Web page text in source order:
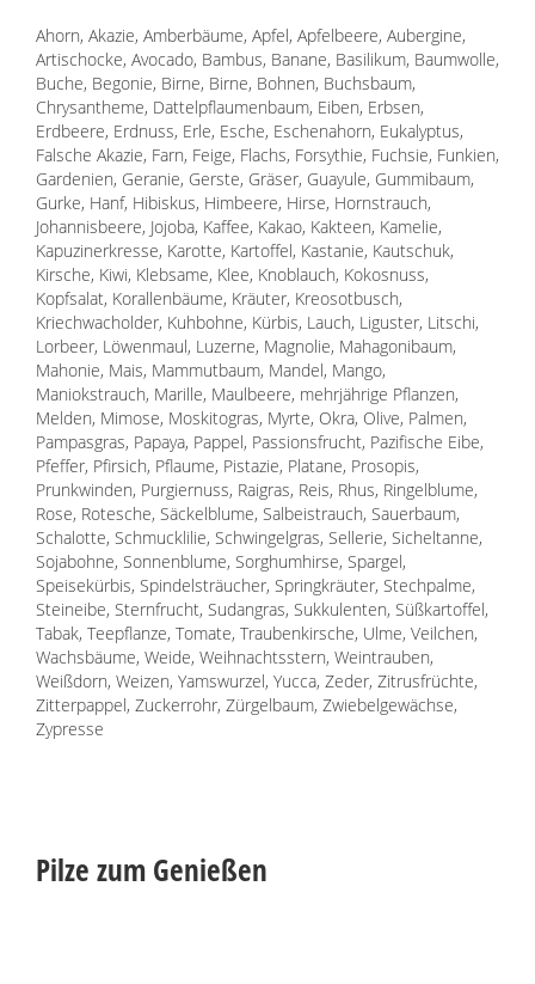
Ahorn, Akazie, Amberbäume, Apfel, Apfelbeere, Aubergine,
Artischocke, Avocado, Bambus, Banane, Basilikum, Baumwolle,
Buche, Begonie, Birne, Birne, Bohnen, Buchsbaum,
Chrysantheme, Dattelpflaumenbaum, Eiben, Erbsen,
Erdbeere, Erdnuss, Erle, Esche, Eschenahorn, Eukalyptus,
Falsche Akazie, Farn, Feige, Flachs, Forsythie, Fuchsie, Funkien,
Gardenien, Geranie, Gerste, Gräser, Guayule, Gummibaum,
Gurke, Hanf, Hibiskus, Himbeere, Hirse, Hornstrauch,
Johannisbeere, Jojoba, Kaffee, Kakao, Kakteen, Kamelie,
Kapuzinerkresse, Karotte, Kartoffel, Kastanie, Kautschuk,
Kirsche, Kiwi, Klebsame, Klee, Knoblauch, Kokosnuss,
Kopfsalat, Korallenbäume, Kräuter, Kreosotbusch,
Kriechwacholder, Kuhbohne, Kürbis, Lauch, Liguster, Litschi,
Lorbeer, Löwenmaul, Luzerne, Magnolie, Mahagonibaum,
Mahonie, Mais, Mammutbaum, Mandel, Mango,
Maniokstrauch, Marille, Maulbeere, mehrjährige Pflanzen,
Melden, Mimose, Moskitogras, Myrte, Okra, Olive, Palmen,
Pampasgras, Papaya, Pappel, Passionsfrucht, Pazifische Eibe,
Pfeffer, Pfirsich, Pflaume, Pistazie, Platane, Prosopis,
Prunkwinden, Purgiernuss, Raigras, Reis, Rhus, Ringelblume,
Rose, Rotesche, Säckelblume, Salbeistrauch, Sauerbaum,
Schalotte, Schmucklilie, Schwingelgras, Sellerie, Sicheltanne,
Sojabohne, Sonnenblume, Sorghumhirse, Spargel,
Speisekürbis, Spindelsträucher, Springkräuter, Stechpalme,
Steineibe, Sternfrucht, Sudangras, Sukkulenten, Süßkartoffel,
Tabak, Teepflanze, Tomate, Traubenkirsche, Ulme, Veilchen,
Wachsbäume, Weide, Weihnachtsstern, Weintrauben,
Weißdorn, Weizen, Yamswurzel, Yucca, Zeder, Zitrusfrüchte,
Zitterpappel, Zuckerrohr, Zürgelbaum, Zwiebelgewächse,
Zypresse
Pilze zum Genießen